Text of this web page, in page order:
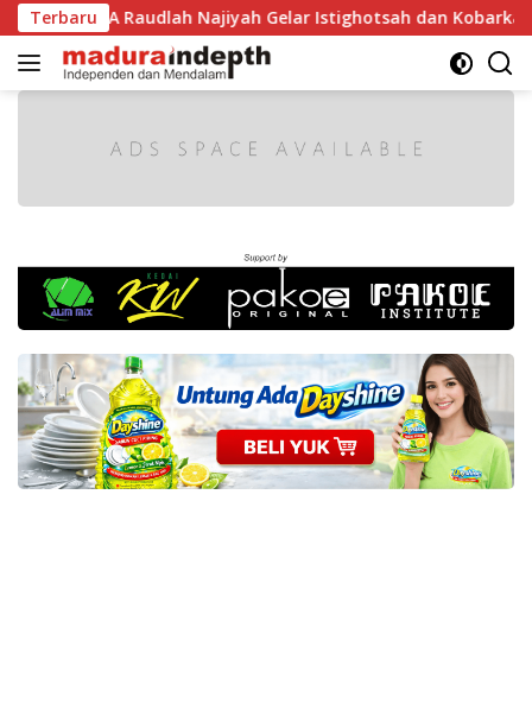
Langsung
ke
konten
Terbaru
RI, MA Raudlah Najiyah Gelar Istighotsah dan Kobarkan